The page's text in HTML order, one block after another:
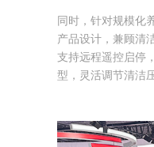
同时，针对规模化
产品设计，兼顾清
支持远程遥控启停
型，灵活调节清洁